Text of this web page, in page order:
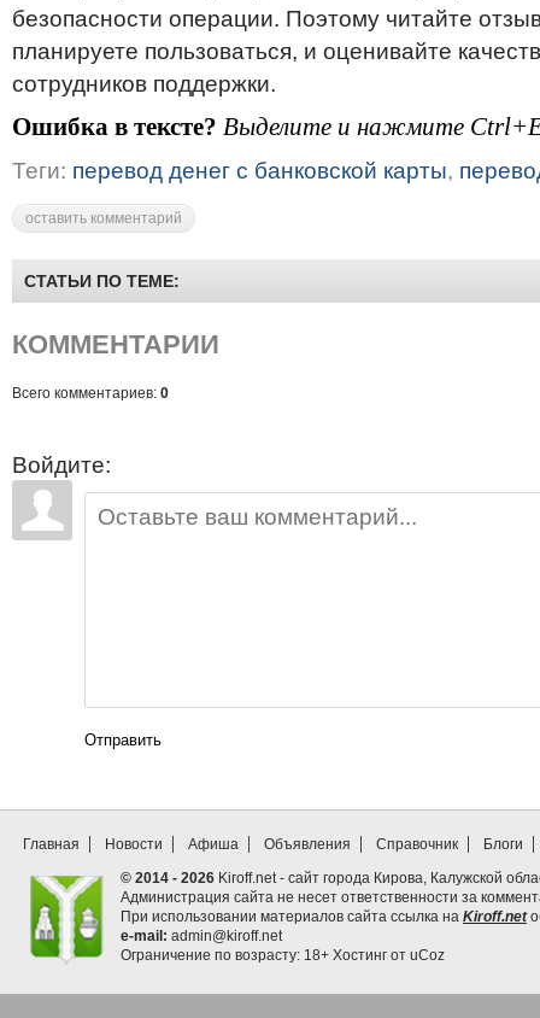
безопасности операции. Поэтому читайте
планируете пользоваться, и оценивайте
сотрудников поддержки.
Ошибка в тексте? Выделите и нажмите
Теги: перевод денег с банковской карты,
оставить комментарий
СТАТЬИ ПО ТЕМЕ:
КОММЕНТАРИИ
Всего комментариев: 0
Войдите:
Отправить
Главная Новости Афиша Объявления Справочник
Блоги
© 2014 - 2026 Kiroff.net - сайт города Кирова, Калужской
Администрация сайта не несет ответственности за
При использовании материалов сайта ссылка на Kiroff.net
e-mail: admin@kiroff.net
Ограничение по возрасту: 18+ Хостинг от uCoz